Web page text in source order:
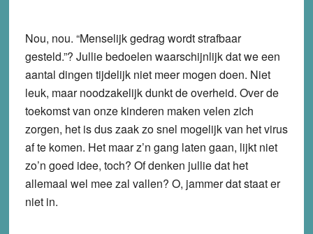
Nou, nou. “Menselijk gedrag wordt strafbaar
gesteld.”? Jullie bedoelen waarschijnlijk dat we een
aantal dingen tijdelijk niet meer mogen doen. Niet
leuk, maar noodzakelijk dunkt de overheid. Over de
toekomst van onze kinderen maken velen zich
zorgen, het is dus zaak zo snel mogelijk van het virus
af te komen. Het maar z’n gang laten gaan, lijkt niet
zo’n goed idee, toch? Of denken jullie dat het
allemaal wel mee zal vallen? O, jammer dat staat er
niet in.